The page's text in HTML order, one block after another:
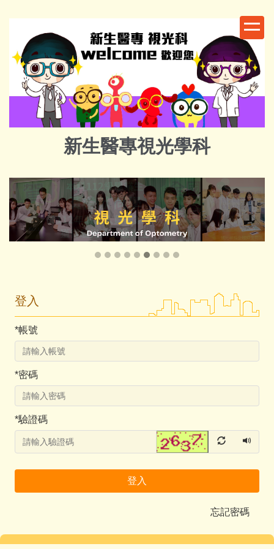
要
區
新生醫專視光學科
登入
*帳號
*密碼
*驗證碼
登入
忘記密碼